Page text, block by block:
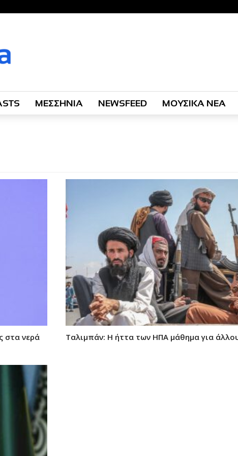
ΜΕΣΣΗΝΙΑ NEWSFEED ΜΟΥΣΙΚΑ ΝΕΑ
στα νερά
Ταλιμπάν: Η ήττα των ΗΠΑ μάθημα για